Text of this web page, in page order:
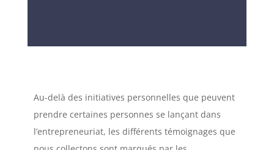
Au-delà des initiatives personnelles que peuvent
prendre certaines personnes se lançant dans
l’entrepreneuriat, les différents témoignages que